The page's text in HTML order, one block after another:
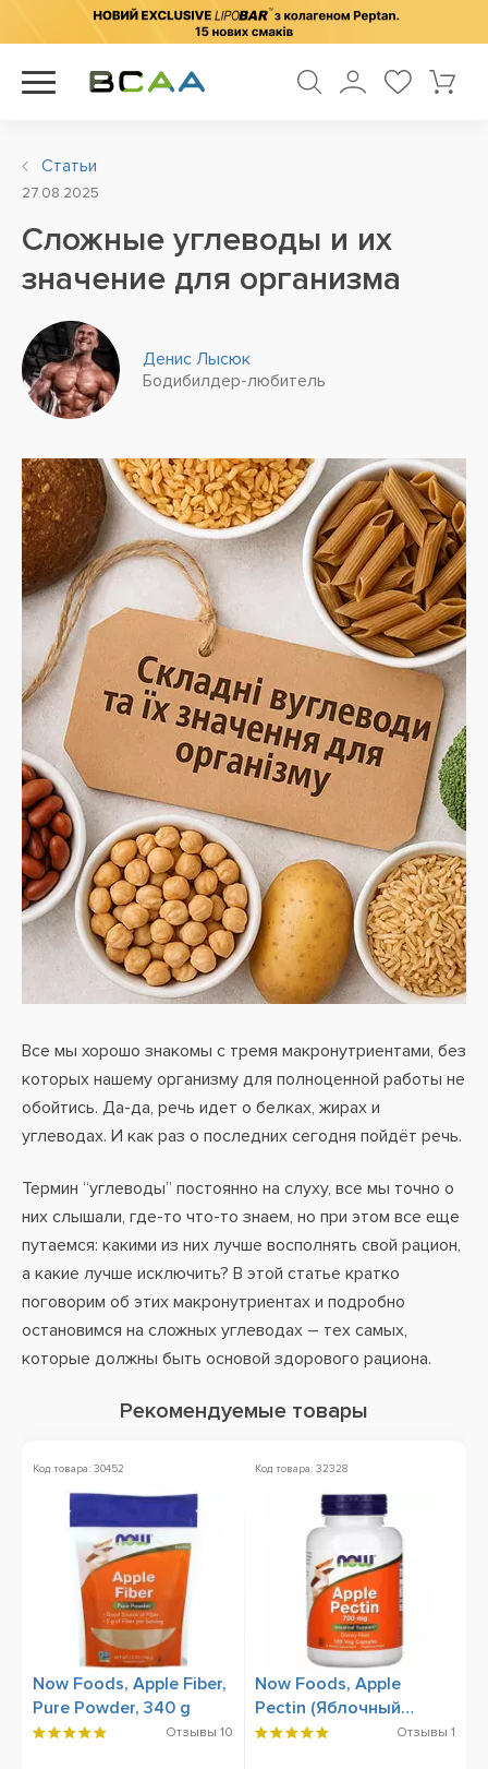
Статьи
27.08.2025
Сложные углеводы и их
значение для организма
Денис Лысюк
Бодибилдер-любитель
Все мы хорошо знакомы с тремя макронутриентами, без
которых нашему организму для полноценной работы не
обойтись. Да-да, речь идет о белках, жирах и
углеводах. И как раз о последних сегодня пойдёт речь.
Термин “углеводы” постоянно на слуху, все мы точно о
них слышали, где-то что-то знаем, но при этом все еще
путаемся: какими из них лучше восполнять свой рацион,
а какие лучше исключить? В этой статье кратко
поговорим об этих макронутриентах и подробно
остановимся на сложных углеводах – тех самых,
которые должны быть основой здорового рациона.
Рекомендуемые товары
Код товара: 30452
Now Foods, Apple Fiber,
Pure Powder, 340 g
Отзывы 10
Код товара: 32328
Now Foods, Apple
Pectin (Яблочный
Пектин), 700 mg, 120
Отзывы 1